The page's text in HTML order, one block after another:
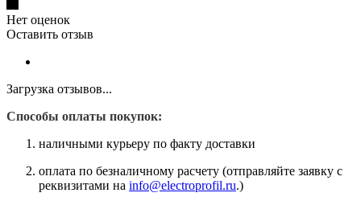
Нет оценок
Оставить отзыв
Загрузка отзывов...
Способы оплаты покупок:
наличными курьеру по факту доставки
оплата по безналичному расчету (отправляйте заявку с
реквизитами на info@electroprofil.ru.)